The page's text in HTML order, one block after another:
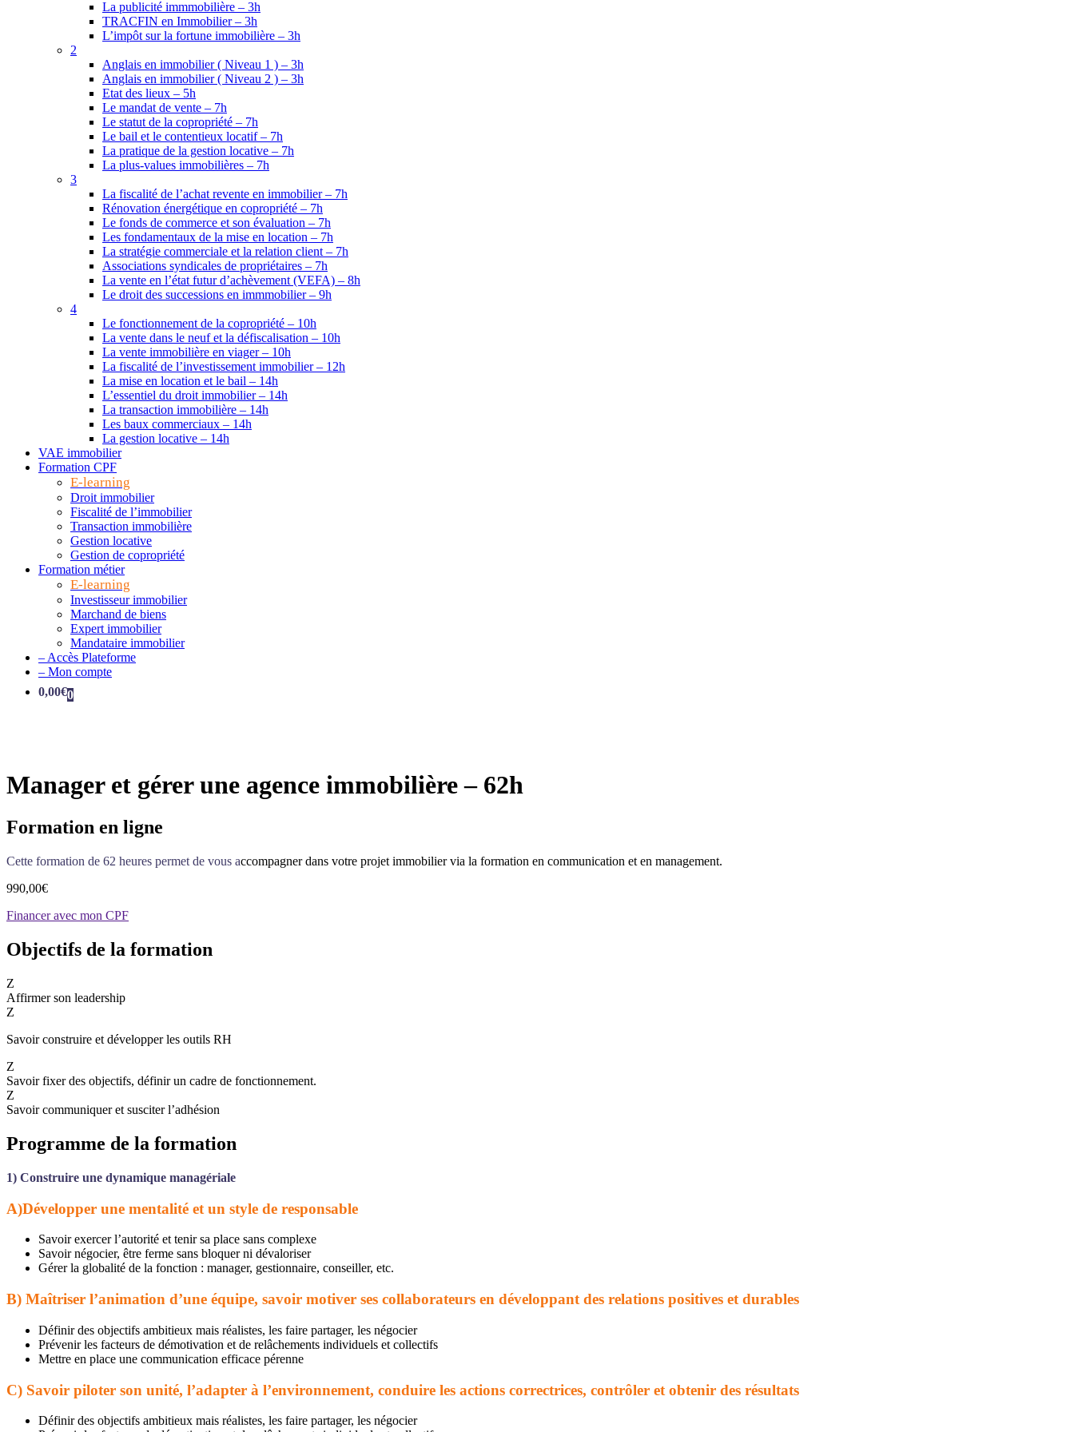
La publicité immmobilière – 3h
TRACFIN en Immobilier – 3h
L’impôt sur la fortune immobilière – 3h
2
Anglais en immobilier ( Niveau 1 ) – 3h
Anglais en immobilier ( Niveau 2 ) – 3h
Etat des lieux – 5h
Le mandat de vente – 7h
Le statut de la copropriété – 7h
Le bail et le contentieux locatif – 7h
La pratique de la gestion locative – 7h
La plus-values immobilières – 7h
3
La fiscalité de l’achat revente en immobilier – 7h
Rénovation énergétique en copropriété – 7h
Le fonds de commerce et son évaluation – 7h
Les fondamentaux de la mise en location – 7h
La stratégie commerciale et la relation client – 7h
Associations syndicales de propriétaires – 7h
La vente en l’état futur d’achèvement (VEFA) – 8h
Le droit des successions en immmobilier – 9h
4
Le fonctionnement de la copropriété – 10h
La vente dans le neuf et la défiscalisation – 10h
La vente immobilière en viager – 10h
La fiscalité de l’investissement immobilier – 12h
La mise en location et le bail – 14h
L’essentiel du droit immobilier – 14h
La transaction immobilière – 14h
Les baux commerciaux – 14h
La gestion locative – 14h
VAE immobilier
Formation CPF
E-learning
Droit immobilier
Fiscalité de l’immobilier
Transaction immobilière
Gestion locative
Gestion de copropriété
Formation métier
E-learning
Investisseur immobilier
Marchand de biens
Expert immobilier
Mandataire immobilier
– Accès Plateforme
– Mon compte
0,00€0
Manager et gérer une agence immobilière – 62h
Formation en ligne
Cette formation de 62 heures permet de vous accompagner dans votre projet immobilier via la formation en communication et en management.
990,00€
Financer avec mon CPF
Objectifs de la formation
Z
Affirmer son leadership
Z
Savoir construire et développer les outils RH
Z
Savoir fixer des objectifs, définir un cadre de fonctionnement.
Z
Savoir communiquer et susciter l’adhésion
Programme de la formation
1) Construire une dynamique managériale
A)Développer une mentalité et un style de responsable
Savoir exercer l’autorité et tenir sa place sans complexe
Savoir négocier, être ferme sans bloquer ni dévaloriser
Gérer la globalité de la fonction : manager, gestionnaire, conseiller, etc.
B) Maîtriser l’animation d’une équipe, savoir motiver ses collaborateurs en développant des relations positives et durables
Définir des objectifs ambitieux mais réalistes, les faire partager, les négocier
Prévenir les facteurs de démotivation et de relâchements individuels et collectifs
Mettre en place une communication efficace pérenne
C) Savoir piloter son unité, l’adapter à l’environnement, conduire les actions correctrices, contrôler et obtenir des résultats
Définir des objectifs ambitieux mais réalistes, les faire partager, les négocier